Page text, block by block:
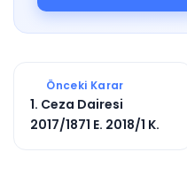
Önceki Karar
1. Ceza Dairesi
2017/1871 E. 2018/1 K.